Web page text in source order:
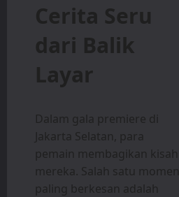
Cerita Seru
dari Balik
Layar
Dalam gala premiere di
Jakarta Selatan, para
pemain membagikan kisah
mereka. Salah satu momen
paling berkesan adalah